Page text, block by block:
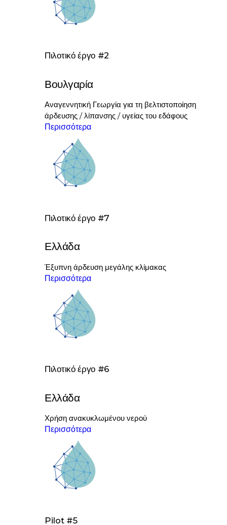
Πιλοτικό έργο #2
Βουλγαρία
Αναγεννητική Γεωργία για τη βελτιστοποίηση
άρδευσης / λίπανσης / υγείας του εδάφους
Περισσότερα
Πιλοτικό έργο #7
Ελλάδα
Έξυπνη άρδευση μεγάλης κλίμακας
Περισσότερα
Πιλοτικό έργο #6
Ελλάδα
Χρήση ανακυκλωμένου νερού
Περισσότερα
Pilot #5